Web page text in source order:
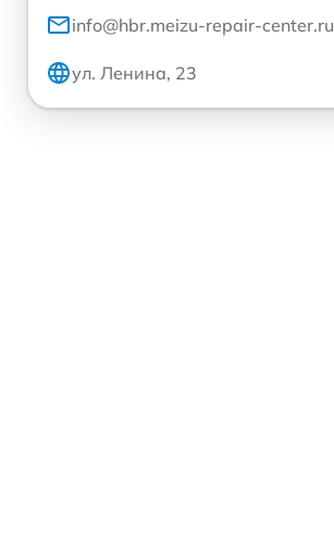
info@hbr.meizu-repair-center.ru
ул. Ленина, 23